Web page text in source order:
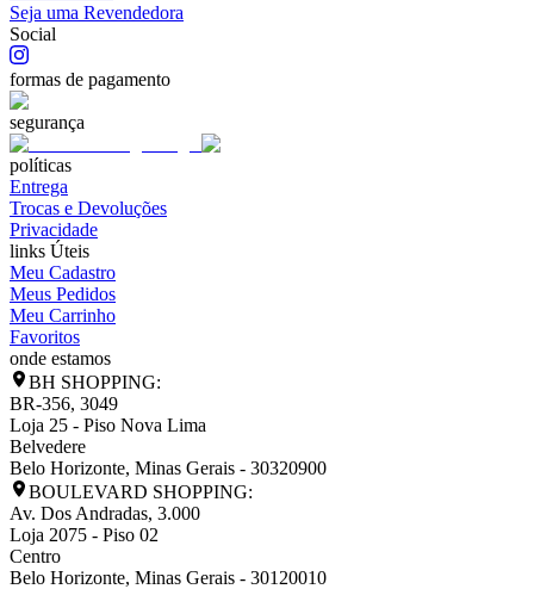
Seja uma Revendedora
Social
formas de pagamento
segurança
políticas
Entrega
Trocas e Devoluções
Privacidade
links Úteis
Meu Cadastro
Meus Pedidos
Meu Carrinho
Favoritos
onde estamos
BH SHOPPING:
BR-356, 3049
Loja 25 - Piso Nova Lima
Belvedere
Belo Horizonte, Minas Gerais - 30320900
BOULEVARD SHOPPING:
Av. Dos Andradas, 3.000
Loja 2075 - Piso 02
Centro
Belo Horizonte, Minas Gerais - 30120010